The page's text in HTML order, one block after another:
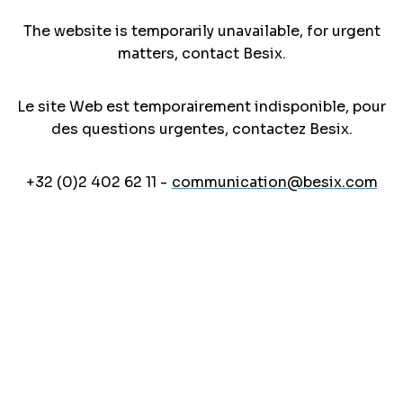
The website is temporarily unavailable, for urgent
matters, contact Besix.
Le site Web est temporairement indisponible, pour
des questions urgentes, contactez Besix.
+32 (0)2 402 62 11 - communication@besix.com